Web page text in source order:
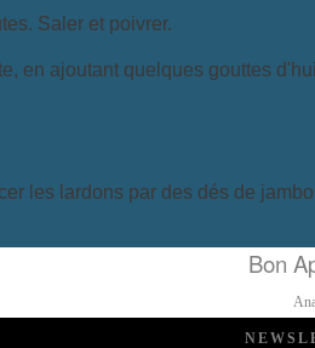
Saler et poivrer.
en ajoutant quelques gouttes
les lardons par des dés de
Bon